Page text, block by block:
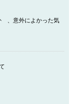
、意外によかった気